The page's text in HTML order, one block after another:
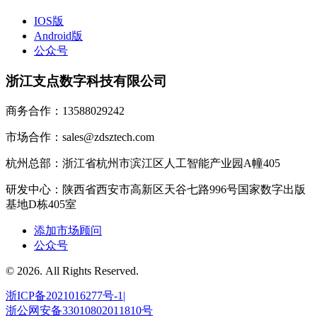
IOS版
Android版
公众号
浙江支点数字科技有限公司
商务合作：13588029242
市场合作：sales@zdsztech.com
杭州总部：浙江省杭州市滨江区人工智能产业园A幢405
研发中心：陕西省西安市高新区天谷七路996号国家数字出版
基地D栋405室
添加市场顾问
公众号
© 2026. All Rights Reserved.
浙ICP备2021016277号-1|
浙公网安备33010802011810号